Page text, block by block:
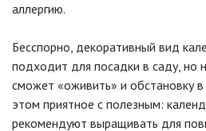
аллергию.
Бесспорно, декоративный вид
подходит для посадки в саду, но
сможет «оживить» и обстановку
этом приятное с полезным:
рекомендуют выращивать для